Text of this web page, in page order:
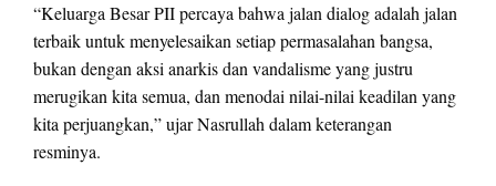
“Keluarga Besar PII percaya bahwa jalan dialog adalah jalan
terbaik untuk menyelesaikan setiap permasalahan bangsa,
bukan dengan aksi anarkis dan vandalisme yang justru
merugikan kita semua, dan menodai nilai-nilai keadilan yang
kita perjuangkan,” ujar Nasrullah dalam keterangan
resminya.